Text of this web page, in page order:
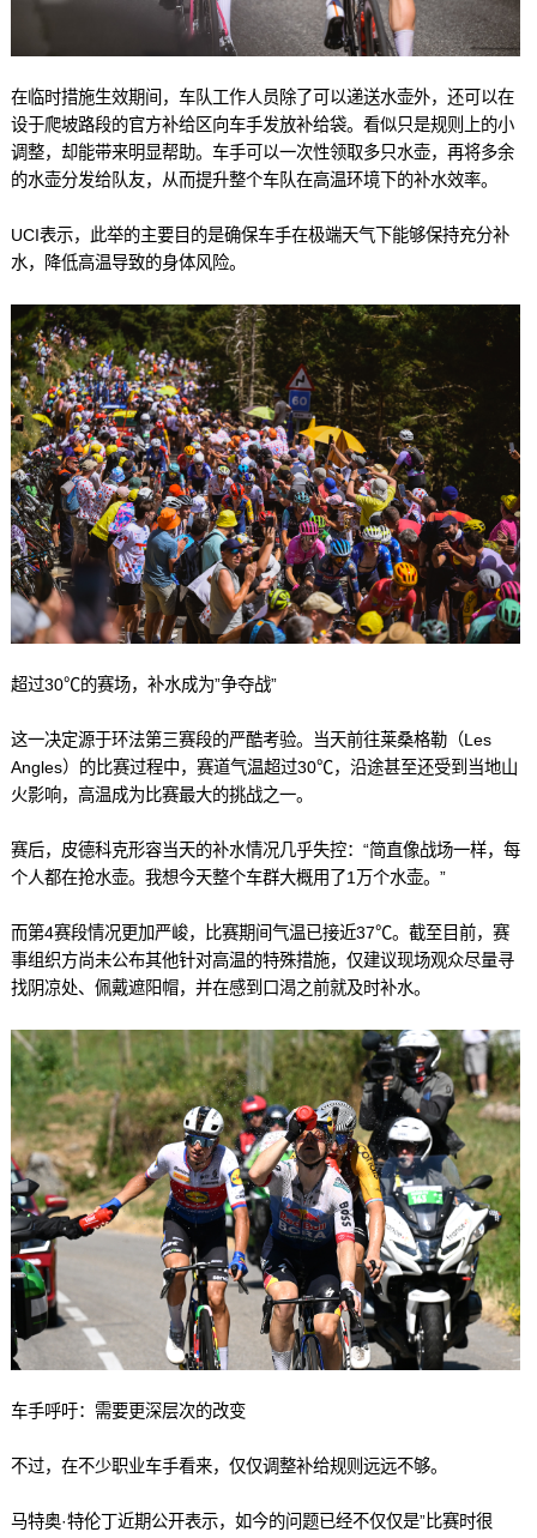
在临时措施生效期间，车队工作人员除了可以递送水壶外，还可以在
设于爬坡路段的官方补给区向车手发放补给袋。看似只是规则上的小
调整，却能带来明显帮助。车手可以一次性领取多只水壶，再将多余
的水壶分发给队友，从而提升整个车队在高温环境下的补水效率。
UCI表示，此举的主要目的是确保车手在极端天气下能够保持充分补
水，降低高温导致的身体风险。
超过30℃的赛场，补水成为”争夺战”
这一决定源于环法第三赛段的严酷考验。当天前往莱桑格勒（Les
Angles）的比赛过程中，赛道气温超过30℃，沿途甚至还受到当地山
火影响，高温成为比赛最大的挑战之一。
赛后，皮德科克形容当天的补水情况几乎失控：“简直像战场一样，每
个人都在抢水壶。我想今天整个车群大概用了1万个水壶。”
而第4赛段情况更加严峻，比赛期间气温已接近37℃。截至目前，赛
事组织方尚未公布其他针对高温的特殊措施，仅建议现场观众尽量寻
找阴凉处、佩戴遮阳帽，并在感到口渴之前就及时补水。
车手呼吁：需要更深层次的改变
不过，在不少职业车手看来，仅仅调整补给规则远远不够。
马特奥·特伦丁近期公开表示，如今的问题已经不仅仅是”比赛时很